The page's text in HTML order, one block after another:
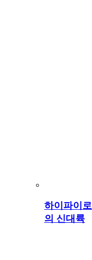
하이파이
의 신대륙